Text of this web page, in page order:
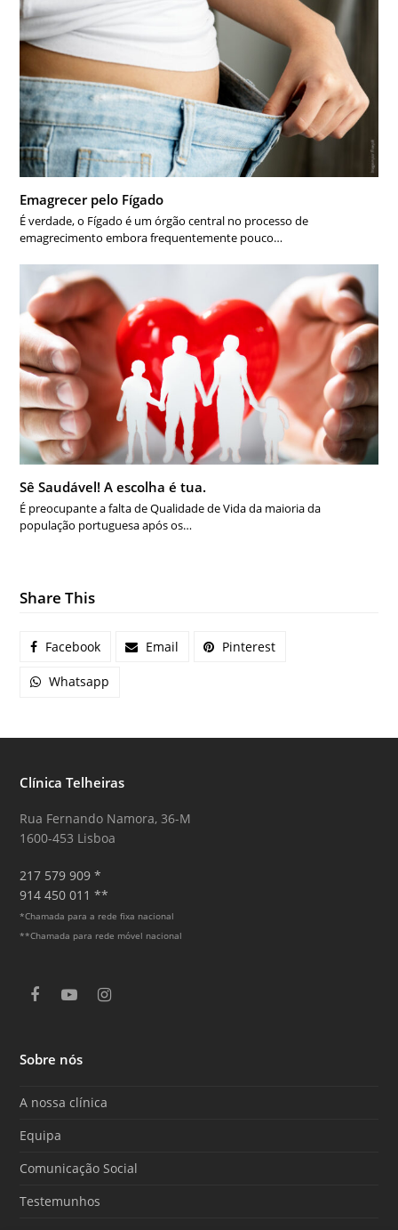
Emagrecer pelo Fígado
É verdade, o Fígado é um órgão central no processo de
emagrecimento embora frequentemente pouco…
Sê Saudável! A escolha é tua.
É preocupante a falta de Qualidade de Vida da maioria da
população portuguesa após os…
Share This
Facebook Email Pinterest
Whatsapp
Clínica Telheiras
Rua Fernando Namora, 36-M
1600-453 Lisboa
217 579 909 *
914 450 011 **
*Chamada para a rede fixa nacional
**Chamada para rede móvel nacional
F
e
b
o
k
Y
T
u
e
I
r
a
Sobre nós
A nossa clínica
Equipa
Comunicação Social
Testemunhos